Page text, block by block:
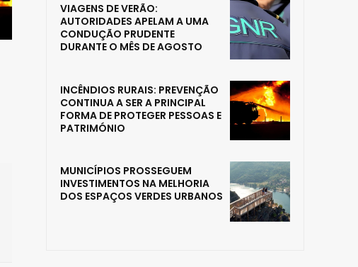
VIAGENS DE VERÃO:
AUTORIDADES APELAM A UMA
CONDUÇÃO PRUDENTE
DURANTE O MÊS DE AGOSTO
INCÊNDIOS RURAIS: PREVENÇÃO
CONTINUA A SER A PRINCIPAL
FORMA DE PROTEGER PESSOAS E
PATRIMÓNIO
MUNICÍPIOS PROSSEGUEM
INVESTIMENTOS NA MELHORIA
DOS ESPAÇOS VERDES URBANOS